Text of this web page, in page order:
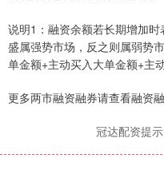
说明1：融资余额若长期增加
盛属强势市场，反之则属弱势
单金额+主动买入大单金额+主
更多两市融资融券请查看融资
冠达配资提